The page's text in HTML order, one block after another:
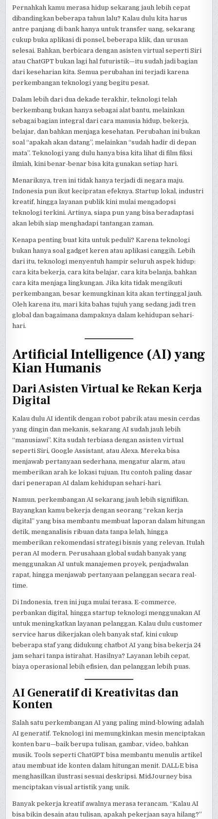
Pernahkah kamu merasa hidup sekarang jauh lebih cepat
dibandingkan beberapa tahun lalu? Kalau dulu kita harus
antre panjang di bank hanya untuk transfer uang, sekarang
cukup buka aplikasi di ponsel, beberapa klik, dan urusan
selesai. Bahkan, berbicara dengan asisten virtual seperti Siri
atau ChatGPT bukan lagi hal futuristik—itu sudah jadi bagian
dari keseharian kita. Semua perubahan ini terjadi karena
perkembangan teknologi yang begitu pesat.
Dalam lebih dari dua dekade terakhir, teknologi telah
berkembang bukan hanya sebagai alat bantu, melainkan
sebagai bagian integral dari cara manusia hidup, bekerja,
belajar, dan bahkan menjaga kesehatan. Perubahan ini bukan
soal “apakah akan datang”, melainkan “sudah hadir di depan
mata”. Teknologi yang dulu hanya bisa kita lihat di film fiksi
ilmiah, kini benar-benar bisa kita gunakan setiap hari.
Menariknya, tren ini tidak hanya terjadi di negara maju.
Indonesia pun ikut kecipratan efeknya. Startup lokal, industri
kreatif, hingga layanan publik kini mulai mengadopsi
teknologi terkini. Artinya, siapa pun yang bisa beradaptasi
akan lebih siap menghadapi tantangan zaman.
Kenapa penting buat kita untuk peduli? Karena teknologi
bukan hanya soal gadget keren atau aplikasi canggih. Lebih
dari itu, teknologi menyentuh hampir seluruh aspek hidup:
cara kita bekerja, cara kita belajar, cara kita belanja, bahkan
cara kita menjaga lingkungan. Jika kita tidak mengikuti
perkembangan, besar kemungkinan kita akan tertinggal jauh.
Oleh karena itu, mari kita bahas tujuh yang sedang jadi tren
global dan bagaimana dampaknya dalam kehidupan sehari-
hari.
Artificial Intelligence (AI) yang
Kian Humanis
Dari Asisten Virtual ke Rekan Kerja
Digital
Kalau dulu AI identik dengan robot pabrik atau mesin cerdas
yang dingin dan mekanis, sekarang AI sudah jauh lebih
“manusiawi”. Kita sudah terbiasa dengan asisten virtual
seperti Siri, Google Assistant, atau Alexa. Mereka bisa
menjawab pertanyaan sederhana, mengatur alarm, atau
memberikan arah ke lokasi tujuan. Itu contoh paling dasar
dari penerapan AI dalam kehidupan sehari-hari.
Namun, perkembangan AI sekarang jauh lebih signifikan.
Bayangkan kamu bekerja dengan seorang “rekan kerja
digital” yang bisa membantu membuat laporan dalam hitungan
detik, menganalisis ribuan data tanpa lelah, hingga
memberikan rekomendasi strategi bisnis yang relevan. Itulah
peran AI modern. Perusahaan global sudah banyak yang
menggunakan AI untuk manajemen proyek, penjadwalan
rapat, hingga menjawab pertanyaan pelanggan secara real-
time.
Di Indonesia, tren ini juga mulai terasa. E-commerce,
perbankan digital, hingga startup teknologi menggunakan AI
untuk meningkatkan layanan pelanggan. Kalau dulu customer
service harus dikerjakan oleh banyak staf, kini cukup
beberapa staf yang didukung chatbot AI yang bisa bekerja 24
jam sehari tanpa istirahat. Hasilnya? Layanan lebih cepat,
biaya operasional lebih efisien, dan pelanggan lebih puas.
AI Generatif di Kreativitas dan
Konten
Salah satu perkembangan AI yang paling mind-blowing adalah
AI generatif. Teknologi ini memungkinkan mesin menciptakan
konten baru—baik berupa tulisan, gambar, video, bahkan
musik. Tools seperti ChatGPT bisa membantu menulis artikel
atau membuat ide konten dalam hitungan menit. DALL·E bisa
menghasilkan ilustrasi sesuai deskripsi. MidJourney bisa
menciptakan visual artistik yang unik.
Banyak pekerja kreatif awalnya merasa terancam. “Kalau AI
bisa bikin desain atau tulisan, apakah pekerjaan saya hilang?”